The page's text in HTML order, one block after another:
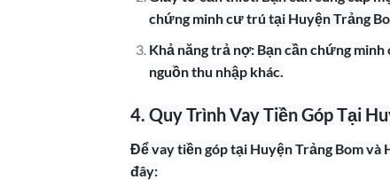
chứng minh cư trú tại Huyện Trảng
Khả năng trả nợ: Bạn cần chứng
nguồn thu nhập khác.
4. Quy Trình Vay Tiền Góp Tại
Để vay tiền góp tại Huyện Trảng Bom
đây: